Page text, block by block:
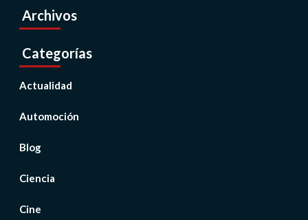
Archivos
Categorías
Actualidad
Automoción
Blog
Ciencia
Cine